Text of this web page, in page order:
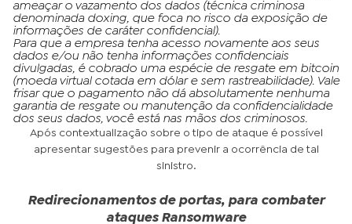
ameaçar o vazamento dos dados (técnica criminosa
denominada doxing, que foca no risco da exposição de
informações de caráter confidencial).
Para que a empresa tenha acesso novamente aos seus
dados e/ou não tenha informações confidenciais
divulgadas, é cobrado uma espécie de resgate em bitcoin
(moeda virtual cotada em dólar e sem rastreabilidade). Vale
frisar que o pagamento não dá absolutamente nenhuma
garantia de resgate ou manutenção da confidencialidade
dos seus dados, você está nas mãos dos criminosos.
Após contextualização sobre o tipo de ataque é possível
apresentar sugestões para prevenir a ocorrência de tal
sinistro.
Redirecionamentos de portas, para combater
ataques Ransomware